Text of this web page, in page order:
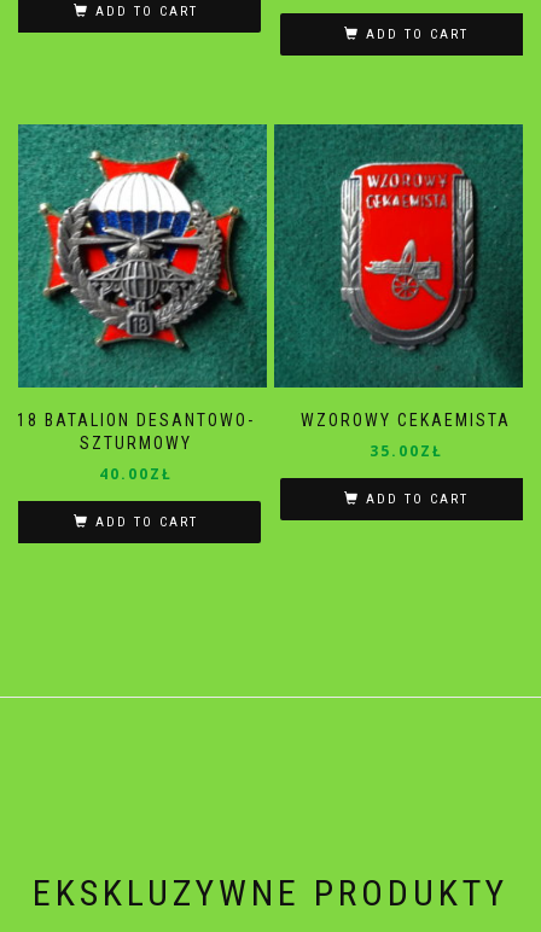
ADD TO CART
ADD TO CART
18 BATALION DESANTOWO-
SZTURMOWY
40.00ZŁ
ADD TO CART
WZOROWY CEKAEMISTA
35.00ZŁ
ADD TO CART
EKSKLUZYWNE PRODUKTY